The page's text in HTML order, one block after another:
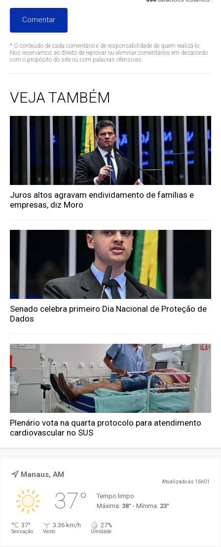
Comentar
* O conteúdo de cada comentário é de responsabilidade de quem realizá-lo.
Nos reservamos ao direito de reprovar ou eliminar comentários em desacordo
com o propósito do site ou com palavras ofensivas.
VEJA TAMBÉM
Juros altos agravam endividamento de famílias e
empresas, diz Moro
Senado celebra primeiro Dia Nacional de Proteção de
Dados
Plenário vota na quarta protocolo para atendimento
cardiovascular no SUS
Manaus, AM
Atualizado às 16h01
37°
Tempo limpo
Máxima: 38° - Mínima: 23°
37°
Sensação
3.36 km/h
Vento
27%
Umidade